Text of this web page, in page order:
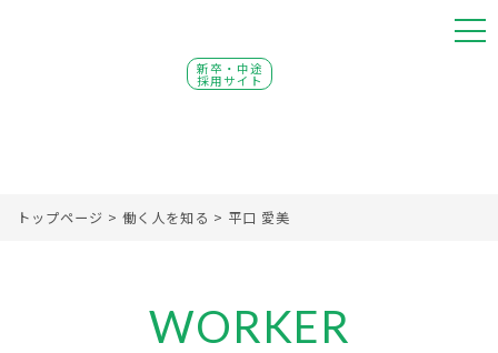
新卒・中途
採用サイト
トップページ > 働く人を知る > 平口 愛美
WORKER